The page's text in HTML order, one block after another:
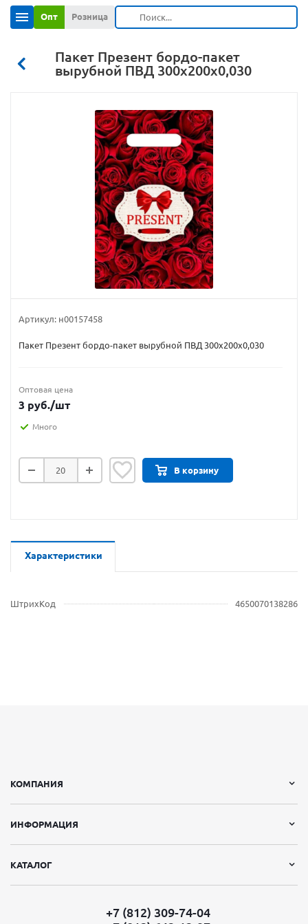
Опт Розница
Пакет Презент бордо-пакет
вырубной ПВД 300х200х0,030
Артикул: н00157458
Пакет Презент бордо-пакет вырубной ПВД 300х200х0,030
Оптовая цена
3 руб./шт
Много
В корзину
Характеристики
ШтрихКод 4650070138286
КОМПАНИЯ
ИНФОРМАЦИЯ
КАТАЛОГ
+7 (812) 309-74-04